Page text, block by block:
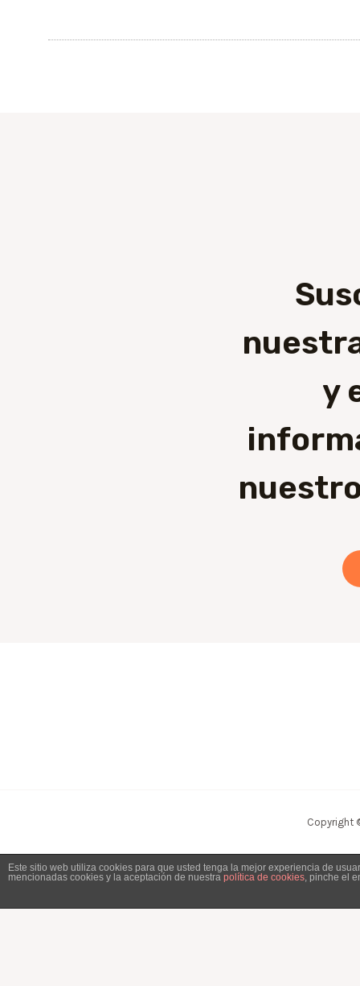
y
Copyright
Este sitio web utiliza cookies para que usted tenga la mejor experiencia de
mencionadas cookies y la aceptación de nuestra política de cookies, pinche el